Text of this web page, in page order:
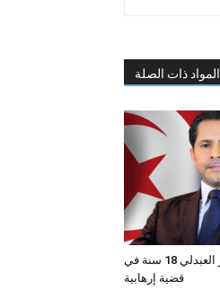
المواد ذات الصلة
الحكم بسجن سمير العبدلي 18 سنة في
قضية إرهابية